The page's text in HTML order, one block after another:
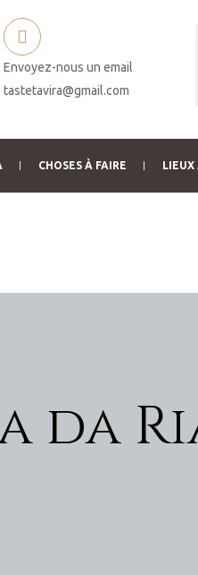
Envoyez-nous un email
tastetavira@gmail.com
CHOSES À FAIRE LIEUX
da